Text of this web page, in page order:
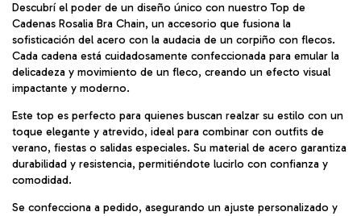
Descubrí el poder de un diseño único con nuestro Top de
Cadenas Rosalia Bra Chain, un accesorio que fusiona la
sofisticación del acero con la audacia de un corpiño con flecos.
Cada cadena está cuidadosamente confeccionada para emular la
delicadeza y movimiento de un fleco, creando un efecto visual
impactante y moderno.
Este top es perfecto para quienes buscan realzar su estilo con un
toque elegante y atrevido, ideal para combinar con outfits de
verano, fiestas o salidas especiales. Su material de acero garantiza
durabilidad y resistencia, permitiéndote lucirlo con confianza y
comodidad.
Se confecciona a pedido, asegurando un ajuste personalizado y